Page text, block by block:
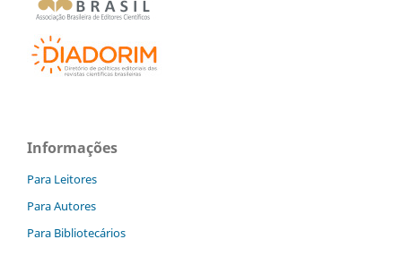
Informações
Para Leitores
Para Autores
Para Bibliotecários